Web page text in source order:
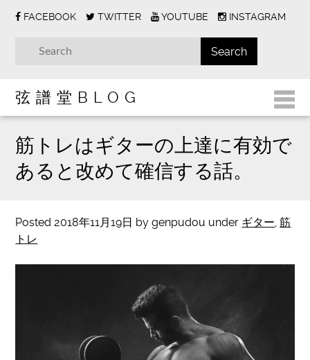
FACEBOOK TWITTER YOUTUBE INSTAGRAM
弦譜堂BLOG
筋トレはギターの上達に有効で
あると改めて確信する話。
Posted2018年11月19日 bygenpudou under ギター,筋
トレ